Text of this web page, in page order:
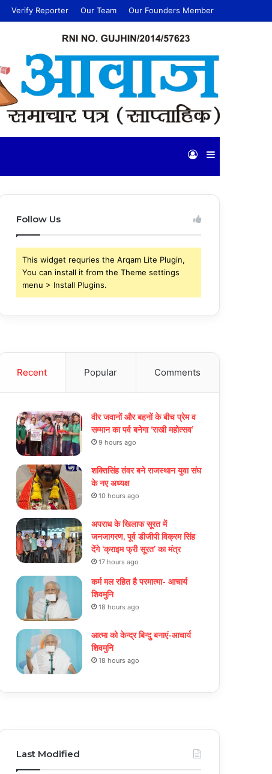
Verify Reporter Our Team Our Founders Member
Sidebar
Log
Follow Us
This widget requries the Arqam Lite Plugin,
You can install it from the Theme settings
menu > Install Plugins.
Recent Popular Comments
वीर जवानों और बहनों के बीच प्रेम व
सम्मान का पर्व बनेगा ‘राखी महोत्सव’
9 hours ago
शक्तिसिंह तंवर बने राजस्थान युवा संघ
के नए अध्यक्ष
10 hours ago
अपराध के खिलाफ सूरत में
जनजागरण, पूर्व डीजीपी विक्रम सिंह
देंगे ‘क्राइम फ्री सूरत’ का मंत्र
17 hours ago
कर्म मल रहित है परमात्मा- आचार्य
शिवमुनि
18 hours ago
आत्मा को केन्द्र बिन्दु बनाएं-आचार्य
शिवमुनि
18 hours ago
Last Modified